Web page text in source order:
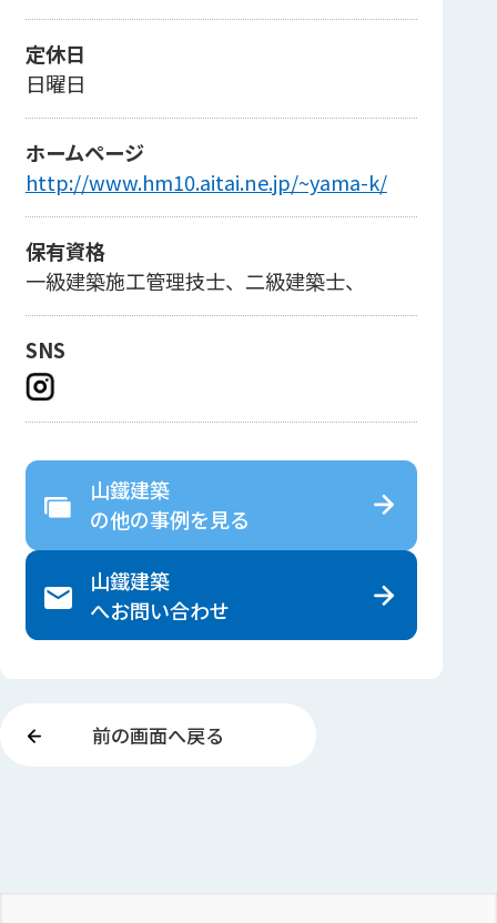
定休日
日曜日
ホームページ
http://www.hm10.aitai.ne.jp/~yama-k/
保有資格
一級建築施工管理技士、二級建築士、
SNS
山鐵建築
の他の事例を見る
山鐵建築
へお問い合わせ
前の画面へ戻る